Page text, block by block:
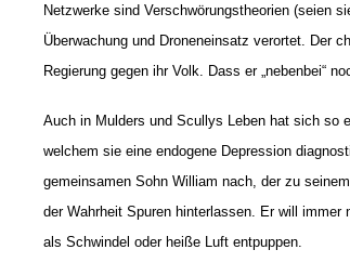
Netzwerke sind Verschwörungstheorien (seien
Überwachung und Droneneinsatz verortet. Der
Regierung gegen ihr Volk. Dass er „nebenbei“
Auch in Mulders und Scullys Leben hat sich so
welchem sie eine endogene Depression
gemeinsamen Sohn William nach, der zu
der Wahrheit Spuren hinterlassen. Er will
als Schwindel oder heiße Luft entpuppen.